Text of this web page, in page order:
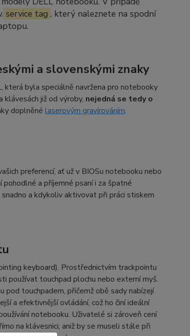
service tag , který naleznete na spodní
a slovenskými znaky
která byla speciálně navržena pro notebooky
již od výroby, nejedná se tedy o
doplněné laserovým gravírováním.
preferencí, ať už v BIOSu notebooku nebo
a příjemné psaní i za špatné
a kdykoliv aktivovat při práci stiskem
keyboard). Prostřednictvím trackpointu
používat touchpad plochu nebo externí myš.
touchpadem, přičemž obě sady nabízejí
a efektivnější ovládání, což ho činí ideální
notebooku. Uživatelé si zároveň cení
na klávesnici, aniž by se museli stále při